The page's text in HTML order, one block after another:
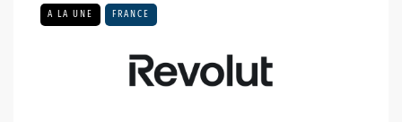
A LA UNE FRANCE